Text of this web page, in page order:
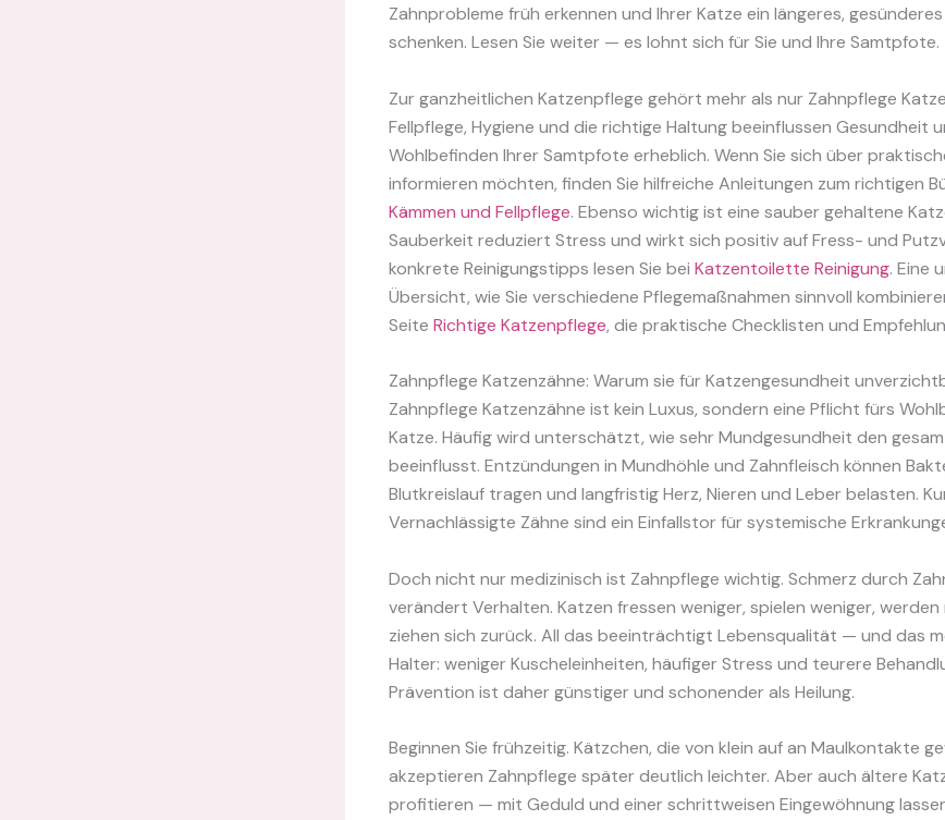
Zahnprobleme früh erkennen und Ihrer Katze ein längeres,
schenken. Lesen Sie weiter — es lohnt sich für Sie und Ihre Samtpfote.
Zur ganzheitlichen Katzenpflege gehört mehr als nur Zahnpflege
Fellpflege, Hygiene und die richtige Haltung beeinflussen Gesundheit
Wohlbefinden Ihrer Samtpfote erheblich. Wenn Sie sich über
informieren möchten, finden Sie hilfreiche Anleitungen zum richtigen
Kämmen und Fellpflege. Ebenso wichtig ist eine sauber gehaltene
Sauberkeit reduziert Stress und wirkt sich positiv auf Fress- und
konkrete Reinigungstipps lesen Sie bei Katzentoilette Reinigung. Eine
Übersicht, wie Sie verschiedene Pflegemaßnahmen sinnvoll
Seite Richtige Katzenpflege, die praktische Checklisten und
Zahnpflege Katzenzähne: Warum sie für Katzengesundheit
Zahnpflege Katzenzähne ist kein Luxus, sondern eine Pflicht fürs
Katze. Häufig wird unterschätzt, wie sehr Mundgesundheit den
beeinflusst. Entzündungen in Mundhöhle und Zahnfleisch können
Blutkreislauf tragen und langfristig Herz, Nieren und Leber belasten.
Vernachlässigte Zähne sind ein Einfallstor für systemische
Doch nicht nur medizinisch ist Zahnpflege wichtig. Schmerz durch
verändert Verhalten. Katzen fressen weniger, spielen weniger,
ziehen sich zurück. All das beeinträchtigt Lebensqualität — und das
Halter: weniger Kuscheleinheiten, häufiger Stress und teurere
Prävention ist daher günstiger und schonender als Heilung.
Beginnen Sie frühzeitig. Kätzchen, die von klein auf an Maulkontakte
akzeptieren Zahnpflege später deutlich leichter. Aber auch ältere
profitieren — mit Geduld und einer schrittweisen Eingewöhnung